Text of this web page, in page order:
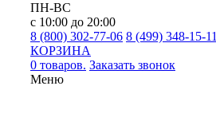
ПН-ВС
с 10:00 до 20:00
8 (800) 302-77-06 8 (499) 348-15-11
КОРЗИНА
0 товаров. Заказать звонок
Меню